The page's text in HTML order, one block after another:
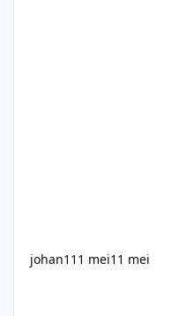
johan1 11 mei11 mei